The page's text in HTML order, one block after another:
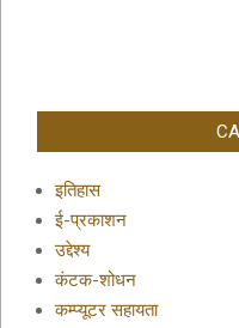
इतिहास
ई-प्रकाशन
उद्देश्य
कंटक-शोधन
कम्प्यूटर सहायता